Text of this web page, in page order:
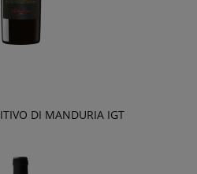
DI MANDURIA IGT